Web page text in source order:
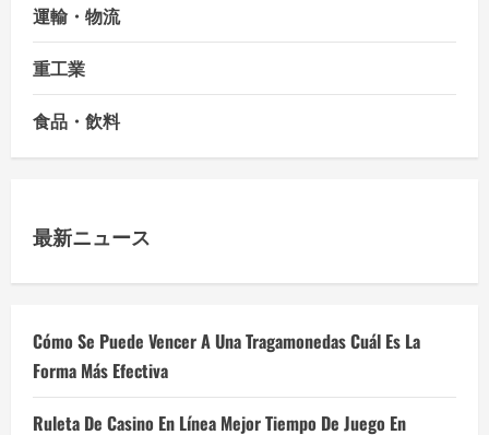
運輸・物流
重工業
食品・飲料
最新ニュース
Cómo Se Puede Vencer A Una Tragamonedas Cuál Es La
Forma Más Efectiva
Ruleta De Casino En Línea Mejor Tiempo De Juego En